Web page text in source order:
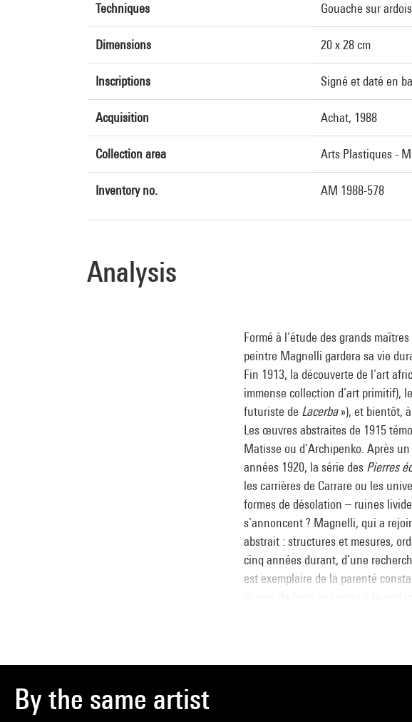
Techniques Gouache sur
Dimensions 20 x 28 cm
Inscriptions Signé et daté en
Acquisition Achat, 1988
Collection area Arts Plastiques -
Inventory no. AM 1988-578
Analysis
Formé à l’étude des grands
peintre Magnelli gardera sa vie
Fin 1913, la découverte de l’art
immense collection d’art primitif),
futuriste de Lacerba»), et bientôt,
Les œuvres abstraites de 1915
Matisse ou d’Archipenko. Après
années 1920, la série des Pierres
les carrières de Carrare ou les
formes de désolation – ruines
s’annoncent ? Magnelli, qui a
abstrait : structures et mesures,
cinq années durant, d’une
est exemplaire de la parenté
champ de force qui porte à la
By the same artist